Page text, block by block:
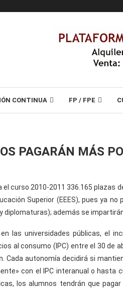
CONTINUA FP / FPE
PAGARÁN MÁS
el curso 2010-2011 336.165 plazas
Superior (EEES), pues ya
diplomaturas); además se
las universidades públicas, el
al consumo (IPC) entre el 30 de
Cada autonomía decidirá si
con el IPC interanual o hasta
los alumnos tendrán que